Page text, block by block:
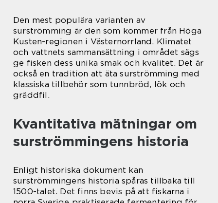
Den mest populära varianten av
surströmming är den som kommer från Höga
Kusten-regionen i Västernorrland. Klimatet
och vattnets sammansättning i området sägs
ge fisken dess unika smak och kvalitet. Det är
också en tradition att äta surströmming med
klassiska tillbehör som tunnbröd, lök och
gräddfil.
Kvantitativa mätningar om
surströmmingens historia
Enligt historiska dokument kan
surströmmingens historia spåras tillbaka till
1500-talet. Det finns bevis på att fiskarna i